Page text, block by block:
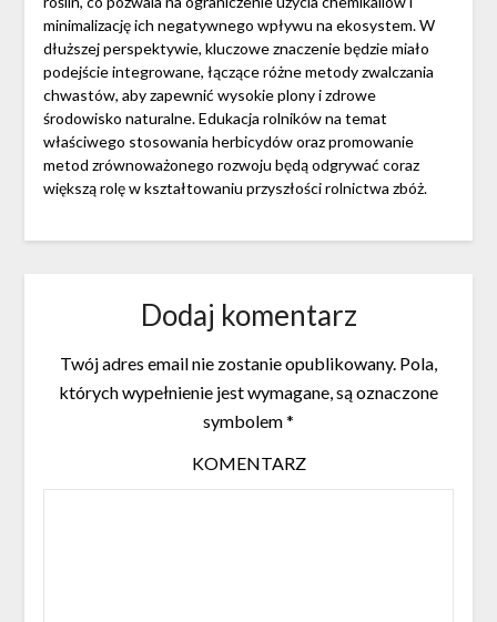
minimalizację ich negatywnego wpływu na ekosystem. W
dłuższej perspektywie, kluczowe znaczenie będzie miało
podejście integrowane, łączące różne metody zwalczania
chwastów, aby zapewnić wysokie plony i zdrowe
środowisko naturalne. Edukacja rolników na temat
właściwego stosowania herbicydów oraz promowanie
metod zrównoważonego rozwoju będą odgrywać coraz
większą rolę w kształtowaniu przyszłości rolnictwa zbóż.
Dodaj komentarz
Twój adres email nie zostanie opublikowany. Pola,
których wypełnienie jest wymagane, są oznaczone
symbolem*
KOMENTARZ